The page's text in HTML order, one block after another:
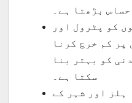
بڑھتا ہے۔
کو پٹرول اور
پر کم خرچ کرنا
کو بہتر بنا
سکتا ہے۔
ہلز اور شہر کے